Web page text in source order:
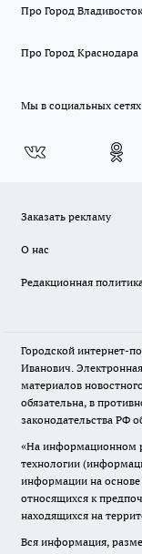
Про Город Владивосток
Про Город Краснодара
Мы в социальных сетях
Заказать рекламу
О нас
Редакционная
Городской интернет-
Иванович.
материалов
обязательна, в
законодательства РФ
«На информационном
технологии
информации на основе
относящихся к
находящихся на
Вся информация,